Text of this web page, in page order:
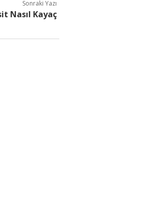
Sonraki Yazı
Nasıl Kayaç